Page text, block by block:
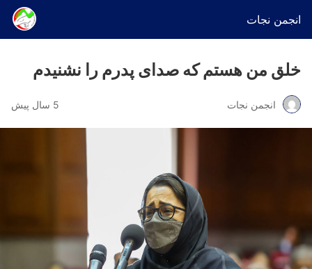
انجمن نجات
خلق من هستم که صدای پدرم را نشنیدم
انجمن نجات 5 سال پیش